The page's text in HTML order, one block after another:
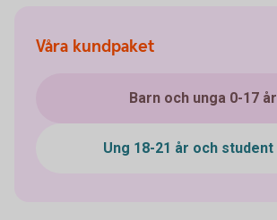
Våra kundpaket
Barn och unga 0-17 år
Ung 18-21 år och student